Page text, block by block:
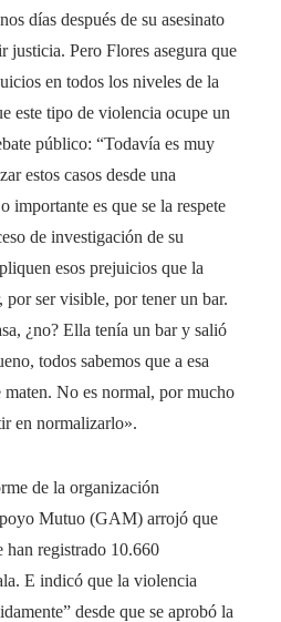
días después de su asesinato
justicia. Pero Flores asegura que
en todos los niveles de la
este tipo de violencia ocupe un
público: “Todavía es muy
estos casos desde una
importante es que se la respete
de investigación de su
esos prejuicios que la
por ser visible, por tener un bar.
¿no? Ella tenía un bar y salió
todos sabemos que a esa
maten. No es normal, por mucho
en normalizarlo».
de la organización
Mutuo (GAM) arrojó que
han registrado 10.660
E indicó que la violencia
desde que se aprobó la